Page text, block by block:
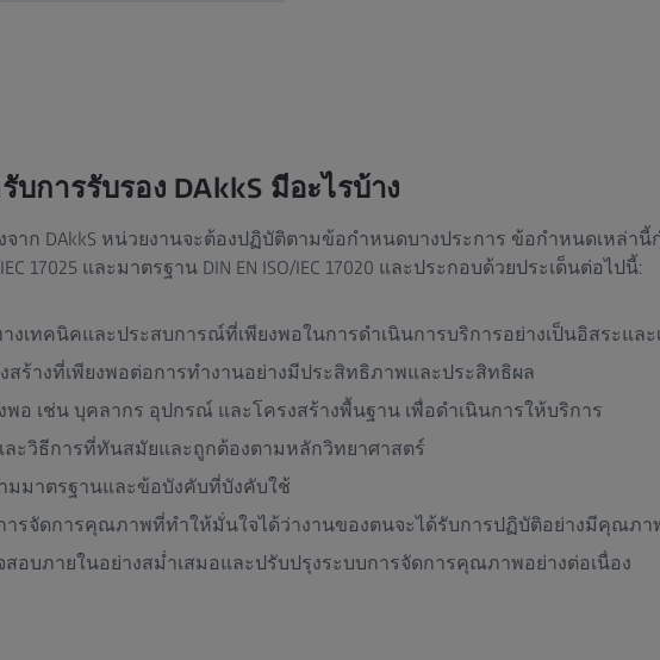
การรับรอง DAkkS มีอะไรบ้าง
จาก DAkkS หน่วยงานจะต้องปฏิบัติตามข้อกำหนดบางประการ ข้อกำหนดเหล่านี้
17025 และมาตรฐาน DIN EN ISO/IEC 17020 และประกอบด้วยประเด็นต่อไปนี้:
งเทคนิคและประสบการณ์ที่เพียงพอในการดำเนินการบริการอย่างเป็นอิสระและ
สร้างที่เพียงพอต่อการทำงานอย่างมีประสิทธิภาพและประสิทธิผล
พอ เช่น บุคลากร อุปกรณ์ และโครงสร้างพื้นฐาน เพื่อดำเนินการให้บริการ
ะวิธีการที่ทันสมัยและถูกต้องตามหลักวิทยาศาสตร์
มมาตรฐานและข้อบังคับที่บังคับใช้
ารจัดการคุณภาพที่ทำให้มั่นใจได้ว่างานของตนจะได้รับการปฏิบัติอย่างมีคุณภา
สอบภายในอย่างสม่ำเสมอและปรับปรุงระบบการจัดการคุณภาพอย่างต่อเนื่อง